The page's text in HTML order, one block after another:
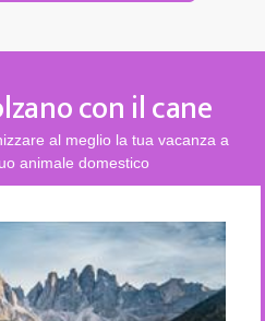
con il cane
al meglio la tua vacanza a
animale domestico